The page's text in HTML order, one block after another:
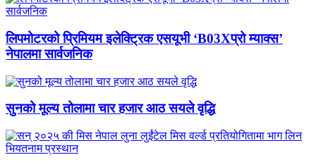
लिपमोटरको प्रिमियम इलेक्ट्रिक एसयूभी ‘B03Xप्रो म्याक्स’
नेपालमा सार्वजनिक
सुनको मूल्य तोलामा चार हजार आठ सयले वृद्धि